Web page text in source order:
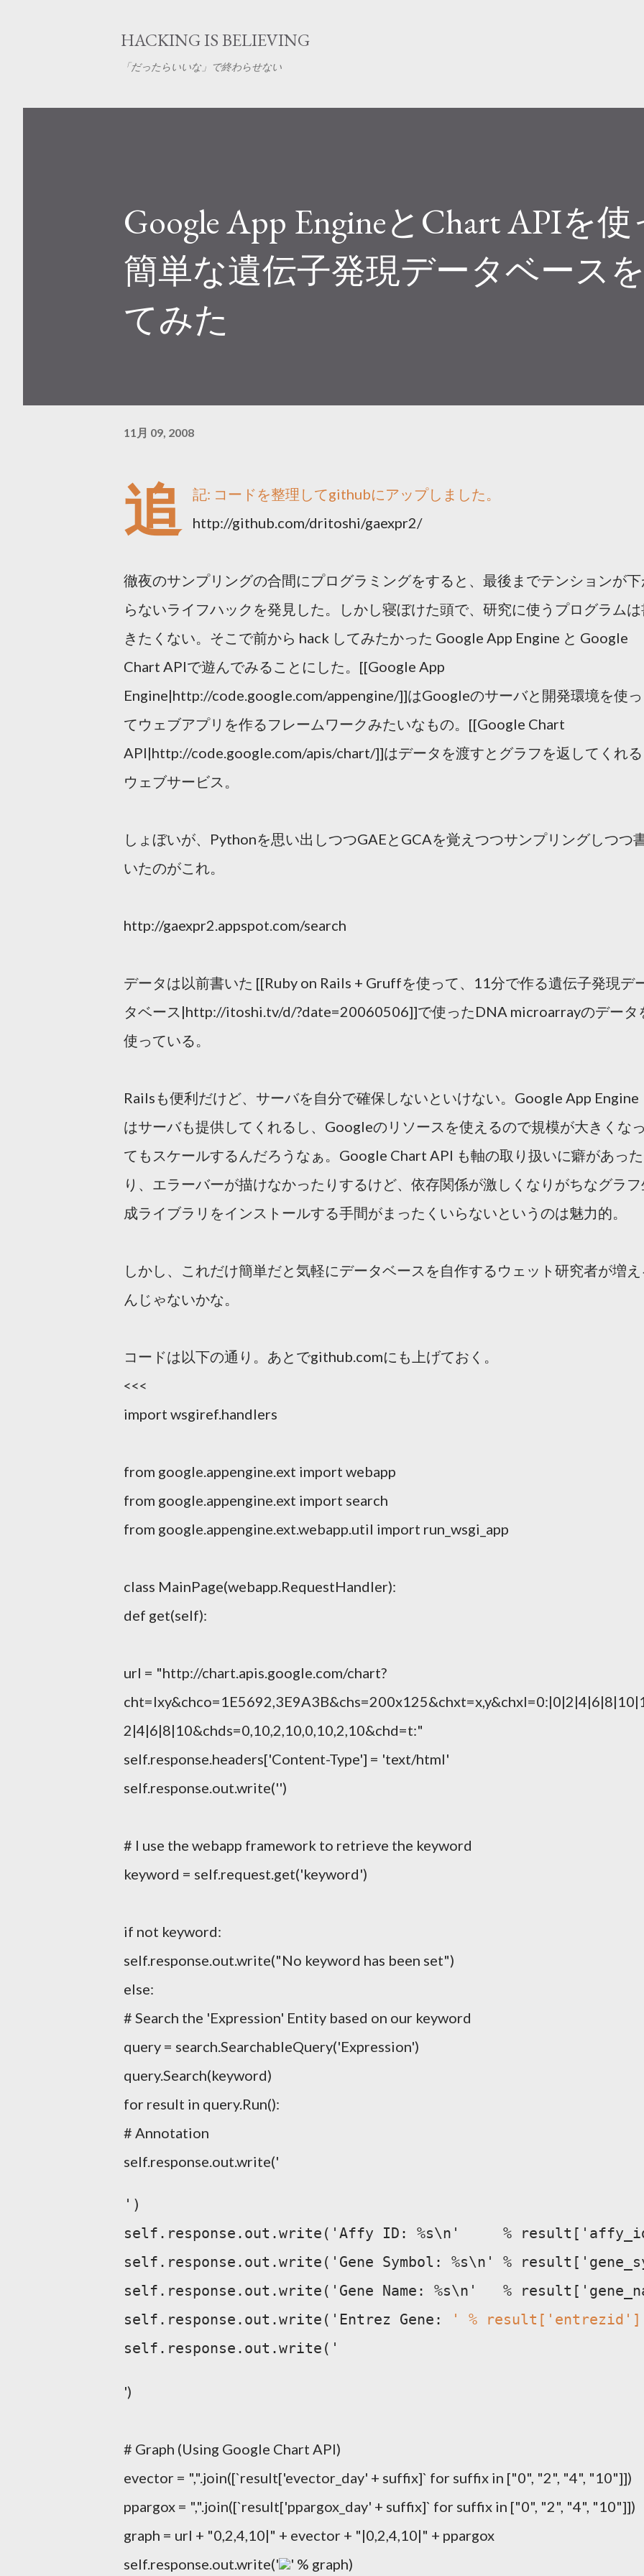
HACKING IS BELIEVING
「だったらいいな」で終わらせない
Google App EngineとChart APIを
簡単な遺伝子発現データベース
てみた
11月 09, 2008
追
記: コードを整理してgithubにアップしました。
http://github.com/dritoshi/gaexpr2/
徹夜のサンプリングの合間にプログラミングをすると、最後までテンションが
らないライフハックを発見した。しかし寝ぼけた頭で、研究に使うプログラム
きたくない。そこで前から hack してみたかった Google App Engine と Google
Chart APIで遊んでみることにした。[[Google App
Engine|http://code.google.com/appengine/]]はGoogleのサーバと開発環境を使っ
てウェブアプリを作るフレームワークみたいなもの。[[Google Chart
API|http://code.google.com/apis/chart/]]はデータを渡すとグラフを返してくれる
ウェブサービス。
しょぼいが、Pythonを思い出しつつGAEとGCAを覚えつつサンプリングしつつ
いたのがこれ。
http://gaexpr2.appspot.com/search
データは以前書いた [[Ruby on Rails + Gruffを使って、11分で作る遺伝子発現デ
タベース|http://itoshi.tv/d/?date=20060506]]で使ったDNA microarrayのデータ
使っている。
Railsも便利だけど、サーバを自分で確保しないといけない。Google App Engine
はサーバも提供してくれるし、Googleのリソースを使えるので規模が大きくな
てもスケールするんだろうなぁ。Google Chart API も軸の取り扱いに癖があった
り、エラーバーが描けなかったりするけど、依存関係が激しくなりがちなグラ
成ライブラリをインストールする手間がまったくいらないというのは魅力的。
しかし、これだけ簡単だと気軽にデータベースを自作するウェット研究者が増
んじゃないかな。
コードは以下の通り。あとでgithub.comにも上げておく。
<<<
import wsgiref.handlers
from google.appengine.ext import webapp
from google.appengine.ext import search
from google.appengine.ext.webapp.util import run_wsgi_app
class MainPage(webapp.RequestHandler):
def get(self):
url = "http://chart.apis.google.com/chart?
2|4|6|8|10&chds=0,10,2,10,0,10,2,10&chd=t:"
self.response.headers['Content-Type'] = 'text/html'
self.response.out.write('')
# I use the webapp framework to retrieve the keyword
keyword = self.request.get('keyword')
if not keyword:
self.response.out.write("No keyword has been set")
else:
# Search the 'Expression' Entity based on our keyword
query = search.SearchableQuery('Expression')
query.Search(keyword)
for result in query.Run():
# Annotation
self.response.out.write('
')
self.response.out.write('Affy ID: %s\n'     %
self.response.out.write('Gene Symbol: %s\n' %
self.response.out.write('Gene Name: %s\n'   %
self.response.out.write('Entrez Gene:
' % result['entrezid']
self.response.out.write('
')
# Graph (Using Google Chart API)
evector = ",".join([`result['evector_day' + suffix]` for suffix in ["0", "2", "4", "10"]])
ppargox = ",".join([`result['ppargox_day' + suffix]` for suffix in ["0", "2", "4", "10"]])
graph = url + "0,2,4,10|" + evector + "|0,2,4,10|" + ppargox
self.response.out.write('
' % graph)